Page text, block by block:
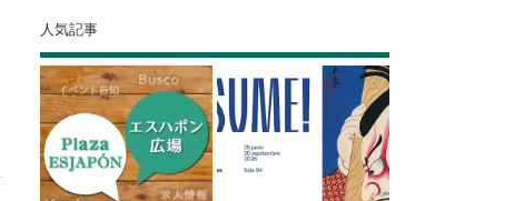
人気記事